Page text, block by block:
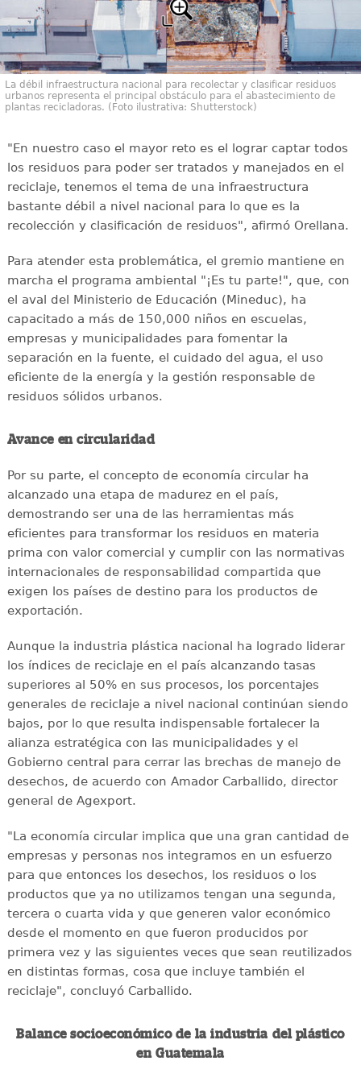
La débil infraestructura nacional para recolectar y clasificar residuos
urbanos representa el principal obstáculo para el abastecimiento de
plantas recicladoras. (Foto ilustrativa: Shutterstock)
"En nuestro caso el mayor reto es el lograr captar todos
los residuos para poder ser tratados y manejados en el
reciclaje, tenemos el tema de una infraestructura
bastante débil a nivel nacional para lo que es la
recolección y clasificación de residuos", afirmó Orellana.
Para atender esta problemática, el gremio mantiene en
marcha el programa ambiental "¡Es tu parte!", que, con
el aval del Ministerio de Educación (Mineduc), ha
capacitado a más de 150,000 niños en escuelas,
empresas y municipalidades para fomentar la
separación en la fuente, el cuidado del agua, el uso
eficiente de la energía y la gestión responsable de
residuos sólidos urbanos.
Avance en circularidad
Por su parte, el concepto de economía circular ha
alcanzado una etapa de madurez en el país,
demostrando ser una de las herramientas más
eficientes para transformar los residuos en materia
prima con valor comercial y cumplir con las normativas
internacionales de responsabilidad compartida que
exigen los países de destino para los productos de
exportación.
Aunque la industria plástica nacional ha logrado liderar
los índices de reciclaje en el país alcanzando tasas
superiores al 50% en sus procesos, los porcentajes
generales de reciclaje a nivel nacional continúan siendo
bajos, por lo que resulta indispensable fortalecer la
alianza estratégica con las municipalidades y el
Gobierno central para cerrar las brechas de manejo de
desechos, de acuerdo con Amador Carballido, director
general de Agexport.
"La economía circular implica que una gran cantidad de
empresas y personas nos integramos en un esfuerzo
para que entonces los desechos, los residuos o los
productos que ya no utilizamos tengan una segunda,
tercera o cuarta vida y que generen valor económico
desde el momento en que fueron producidos por
primera vez y las siguientes veces que sean reutilizados
en distintas formas, cosa que incluye también el
reciclaje", concluyó Carballido.
Balance socioeconómico de la industria del plástico
en Guatemala